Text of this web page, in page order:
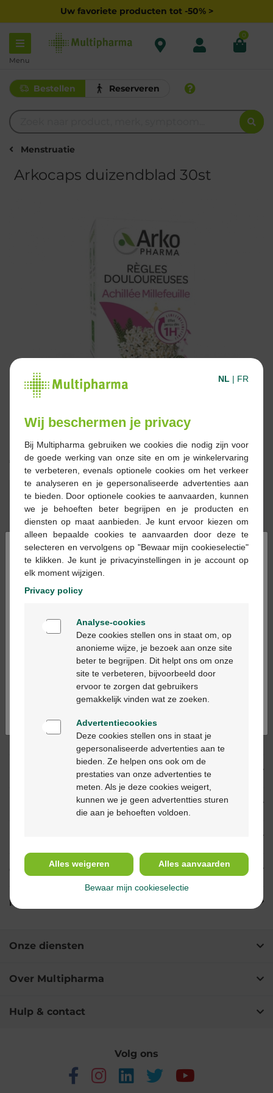
Uw favoriete producten tot -50% >
Menu
0
Bestellen Reserveren
Menstruatie
Arkocaps duizendblad 30st
€ 13,57
Bestellen Reserveren
Op voorraad online
- + In winkelmandje
Max. aantal = 5
werkdag geleverd
levering in je Multipharma apotheek
levering thuis vanaf €55
betalen
Klantendienstvia chat ofcontactformulier
Productbeschrijving
Eigenschappen
Gebruik
Ingrediënten
Onze diensten
Over Multipharma
Hulp & contact
Volg ons
×
Bienvenue
Ga verder in het nederlands
Continuez en français
NL | FR
Wij beschermen je privacy
Bij Multipharma gebruiken we cookies die nodig zijn voor
de goede werking van onze site en om je winkelervaring
te verbeteren, evenals optionele cookies om het verkeer
te analyseren en je gepersonaliseerde advertenties aan
te bieden. Door optionele cookies te aanvaarden, kunnen
we je behoeften beter begrijpen en je producten en
diensten op maat aanbieden. Je kunt ervoor kiezen om
alleen bepaalde cookies te aanvaarden door deze te
selecteren en vervolgens op "Bewaar mijn cookieselectie"
te klikken. Je kunt je privacyinstellingen in je account op
elk moment wijzigen.
Privacy policy
Analyse-cookies
Deze cookies stellen ons in staat om, op
anonieme wijze, je bezoek aan onze site
beter te begrijpen. Dit helpt ons om onze
site te verbeteren, bijvoorbeeld door
ervoor te zorgen dat gebruikers
gemakkelijk vinden wat ze zoeken.
Advertentiecookies
Deze cookies stellen ons in staat je
gepersonaliseerde advertenties aan te
bieden. Ze helpen ons ook om de
prestaties van onze advertenties te
meten. Als je deze cookies weigert,
kunnen we je geen advertentties sturen
die aan je behoeften voldoen.
Alles weigeren Alles aanvaarden
Bewaar mijn cookieselectie